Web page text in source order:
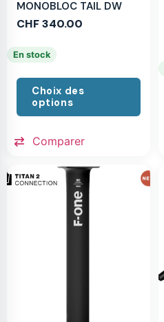
MONOBLOC TAIL DW
CHF340.00
En stock
Choix des
options
Comparer